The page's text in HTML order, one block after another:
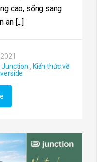
cao, sống sang
an [...]
Junction
Kiến thức về